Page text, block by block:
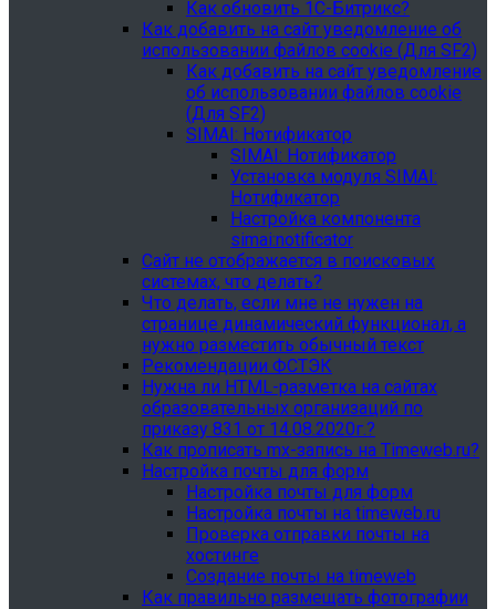
Как обновить 1С-Битрикс?
Как добавить на сайт уведомление об
использовании файлов cookie (Для SF2)
Как добавить на сайт уведомление
об использовании файлов cookie
(Для SF2)
SIMAI: Нотификатор
SIMAI: Нотификатор
Установка модуля SIMAI:
Нотификатор
Настройка компонента
simai:notificator
Сайт не отображается в поисковых
системах, что делать?
Что делать, если мне не нужен на
странице динамический функционал, а
нужно разместить обычный текст
Рекомендации ФСТЭК
Нужна ли HTML-разметка на сайтах
образовательных организаций по
приказу 831 от 14.08.2020г.?
Как прописать mx-запись на Timeweb.ru?
Настройка почты для форм
Настройка почты для форм
Настройка почты на timeweb.ru
Проверка отправки почты на
хостинге
Создание почты на timeweb
Как правильно размещать фотографии